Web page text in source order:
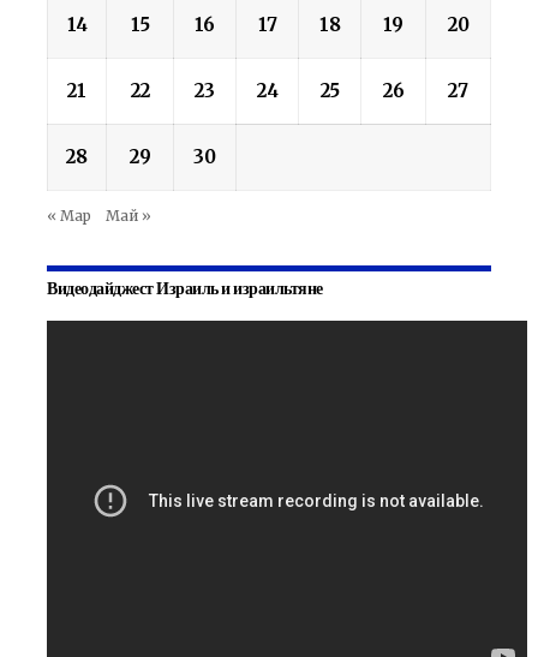
14 15 16 17 18 19 20
21 22 23 24 25 26 27
28 29 30
« Мар Май »
Видеодайджест Израиль и израильтяне